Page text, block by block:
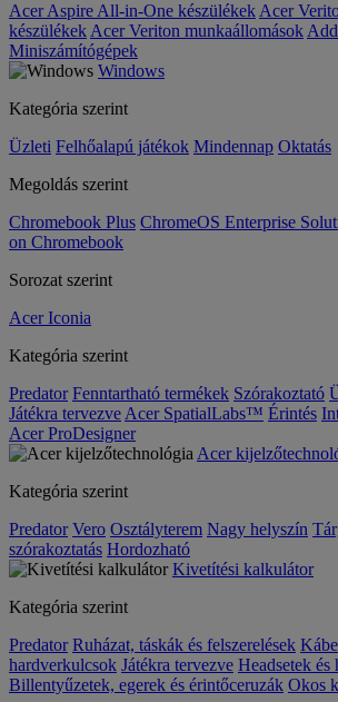
Acer Aspire All-in-One készülékek Acer
készülékek Acer Veriton munkaállomások
Miniszámítógépek
Windows
Kategória szerint
Üzleti Felhőalapú játékok Mindennap Oktatás
Megoldás szerint
Chromebook Plus ChromeOS Enterprise
on Chromebook
Sorozat szerint
Acer Iconia
Kategória szerint
Predator Fenntartható termékek Szórakoztató
Játékra tervezve Acer SpatialLabs™ Érintés
Acer ProDesigner
Acer
Kategória szerint
Predator Vero Osztályterem Nagy helyszín
szórakoztatás Hordozható
Kivetítési kalkulátor
Kategória szerint
Predator Ruházat, táskák és felszerelések
hardverkulcsok Játékra tervezve Headsetek és
Billentyűzetek, egerek és érintőceruzák Okos